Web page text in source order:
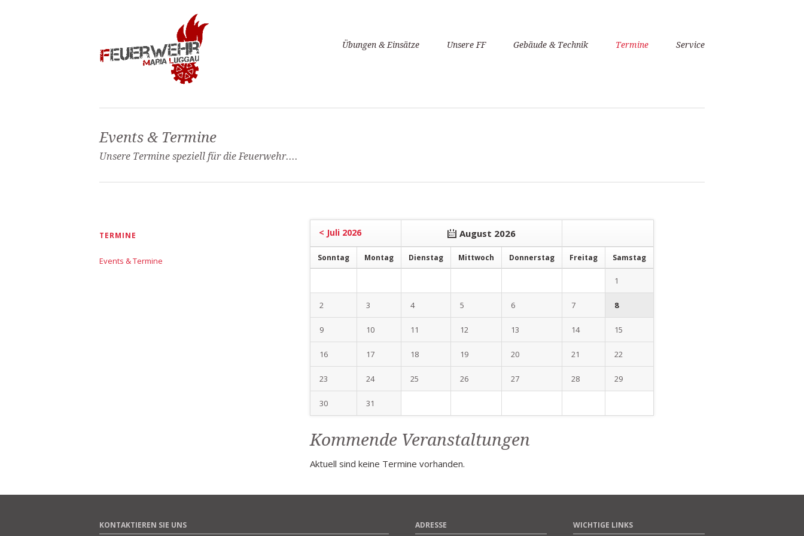
NavigationÜbungen & Einsätze Unsere FF Gebäude & Technik Termine Service
Events & Termine
Unsere Termine speziell für die Feuerwehr....
< Juli 2026 August 2026
Sonntag Montag Dienstag Mittwoch Donnerstag Freitag Samstag
1
2 3 4 5 6 7 8
9 10 11 12 13 14 15
16 17 18 19 20 21 22
23 24 25 26 27 28 29
30 31
Kommende Veranstaltungen
Aktuell sind keine Termine vorhanden.
Navigation
TERMINE
Events & Termine
KONTAKTIEREN SIE UNS ADRESSE WICHTIGE LINKS